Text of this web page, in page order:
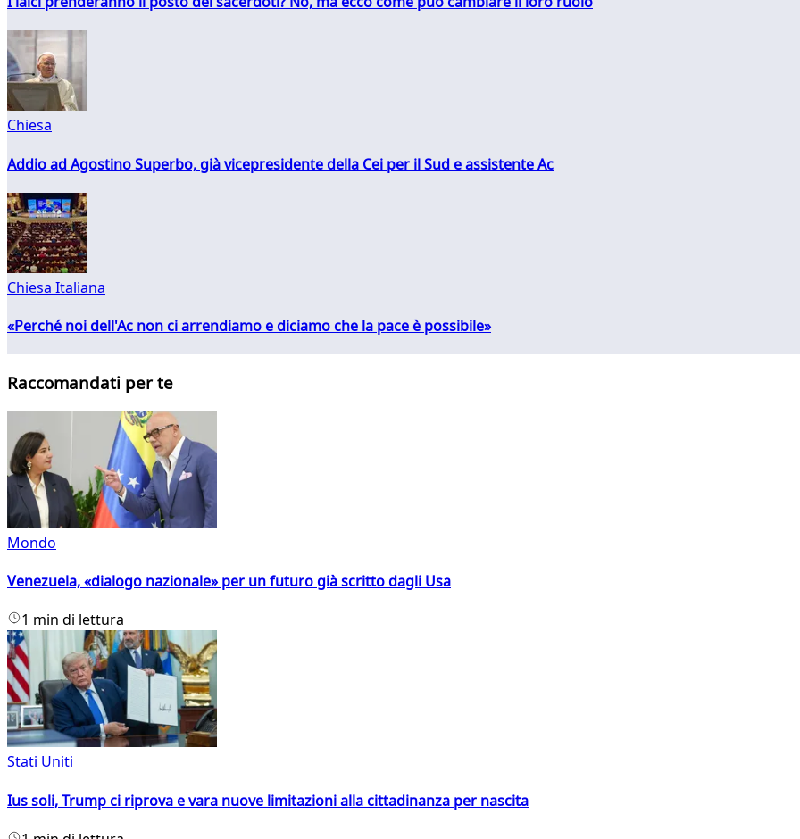
Chiesa
Addio ad Agostino Superbo, già vicepresidente della Cei per il Sud e assistente Ac
Chiesa Italiana
«Perché noi dell'Ac non ci arrendiamo e diciamo che la pace è possibile»
Raccomandati per te
Mondo
Venezuela, «dialogo nazionale» per un futuro già scritto dagli Usa
1 min di lettura
Stati Uniti
Ius soli, Trump ci riprova e vara nuove limitazioni alla cittadinanza per nascita